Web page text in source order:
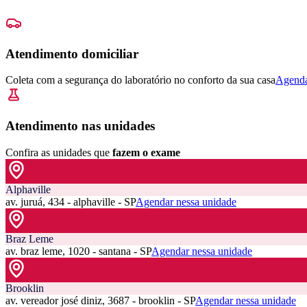
Atendimento domiciliar
Coleta com a segurança do laboratório no conforto da sua casa
Atendimento nas unidades
Confira as unidades que fazem o exame
Alphaville
av. juruá, 434 - alphaville - SPAgendar nessa unidade
Braz Leme
av. braz leme, 1020 - santana - SPAgendar nessa unidade
Brooklin
av. vereador josé diniz, 3687 - brooklin - SPAgendar nessa unidade